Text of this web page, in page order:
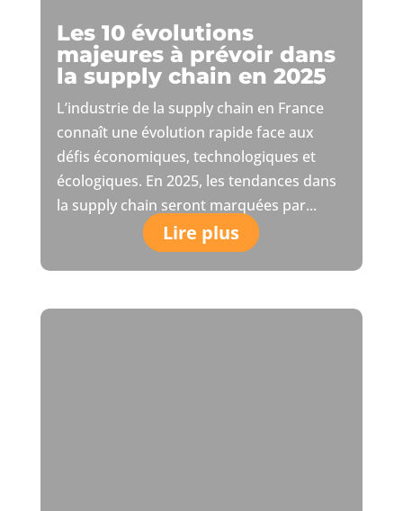
Les 10 évolutions
majeures à prévoir dans
la supply chain en 2025
L’industrie de la supply chain en France
connaît une évolution rapide face aux
défis économiques, technologiques et
écologiques. En 2025, les tendances dans
la supply chain seront marquées par...
Lire plus